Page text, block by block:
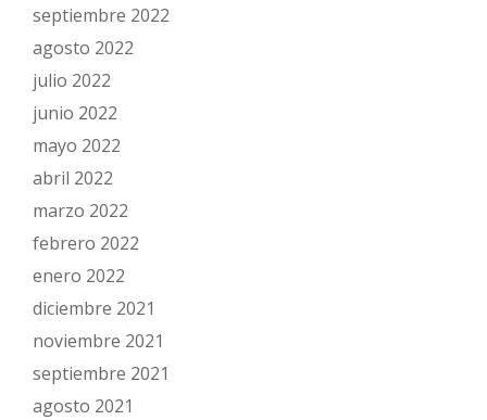
septiembre 2022
agosto 2022
julio 2022
junio 2022
mayo 2022
abril 2022
marzo 2022
febrero 2022
enero 2022
diciembre 2021
noviembre 2021
septiembre 2021
agosto 2021